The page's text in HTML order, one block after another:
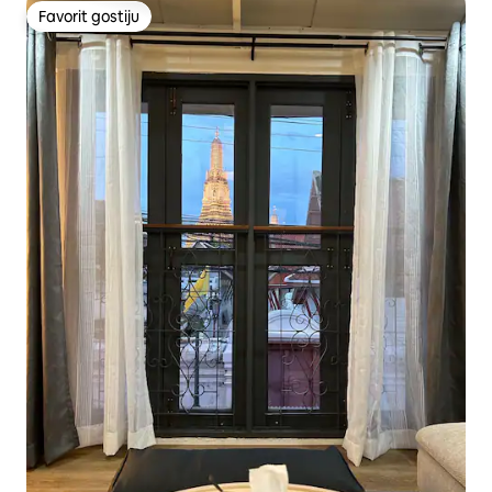
Favorit gostiju
Favorit gostiju